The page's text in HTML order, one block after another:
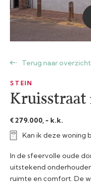
Terug naar overzicht
STEIN
Kruisstraat
€ 279.000, - k.k.
Kan ik deze woning
In de sfeervolle oude
uitstekend
ruimte en comfort. De